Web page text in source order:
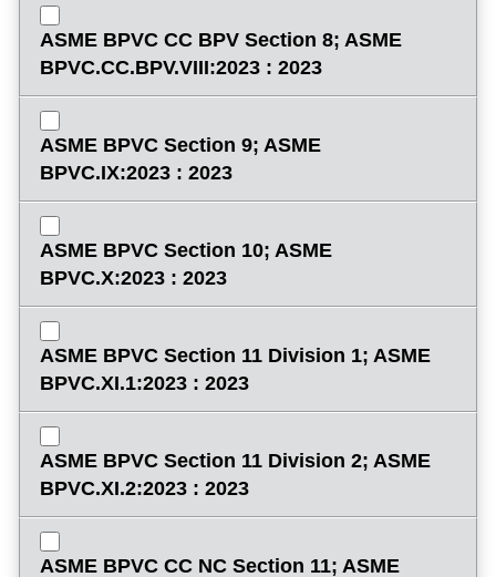
ASME BPVC CC BPV Section 8; ASME
BPVC.CC.BPV.VIII:2023 : 2023
ASME BPVC Section 9; ASME
BPVC.IX:2023 : 2023
ASME BPVC Section 10; ASME
BPVC.X:2023 : 2023
ASME BPVC Section 11 Division 1; ASME
BPVC.XI.1:2023 : 2023
ASME BPVC Section 11 Division 2; ASME
BPVC.XI.2:2023 : 2023
ASME BPVC CC NC Section 11; ASME